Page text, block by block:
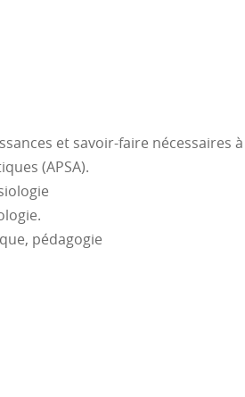
et savoir-faire nécessaires à
(APSA).
pédagogie